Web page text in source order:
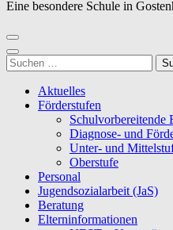
Eine besondere Schule in
Suchen
nach:
Aktuelles
Förderstufen
Diagnose- und
Unter- und
Oberstufe
Personal
Jugendsozialarbeit (JaS)
Beratung
Elterninformationen